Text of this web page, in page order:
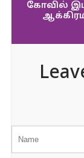
கோவில்